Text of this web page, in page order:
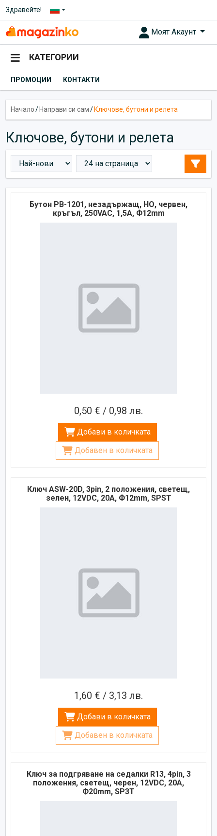
Здравейте!
Моят Акаунт
КАТЕГОРИИ
ПРОМОЦИИ КОНТАКТИ
Начало/ Направи си сам/ Ключове, бутони и релета
Ключове, бутони и релета
Бутон PB-1201, незадържащ, НО, червен,
кръгъл, 250VAC, 1,5A, Ф12mm
0,50 € / 0,98 лв.
Добави в количката
Добавен в количката
Ключ ASW-20D, 3pin, 2 положения, светещ,
зелен, 12VDC, 20A, Ф12mm, SPST
1,60 € / 3,13 лв.
Добави в количката
Добавен в количката
Ключ за подгряване на седалки R13, 4pin, 3
положения, светещ, черен, 12VDC, 20A,
Ф20mm, SP3T